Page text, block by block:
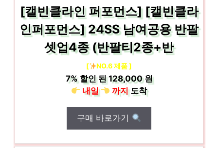
[캘빈클라인 퍼포먼스] [캘빈클라
인퍼포먼스] 24SS 남여공용 반팔
셋업4종 (반팔티2종+반
[ NO.6 제품 ]
7%할인 된128,000 원
내일
까지도착
구매 바로가기